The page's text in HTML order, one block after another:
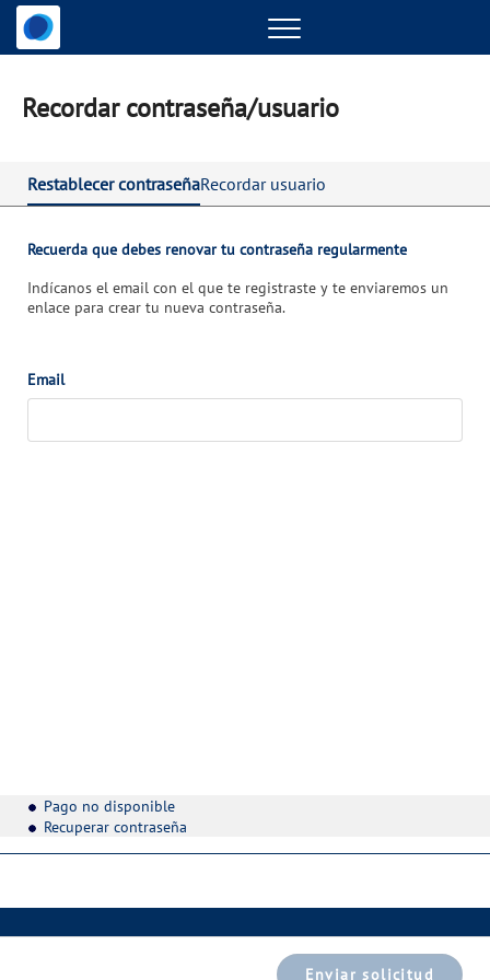
Menu
Recordar contraseña/usuario
Restablecer contraseñaRecordar usuario
Recuerda que debes renovar tu contraseña regularmente
Indícanos el email con el que te registraste y te enviaremos un
enlace para crear tu nueva contraseña.
Email
Enviar solicitud
Pago no disponible
Recuperar contraseña